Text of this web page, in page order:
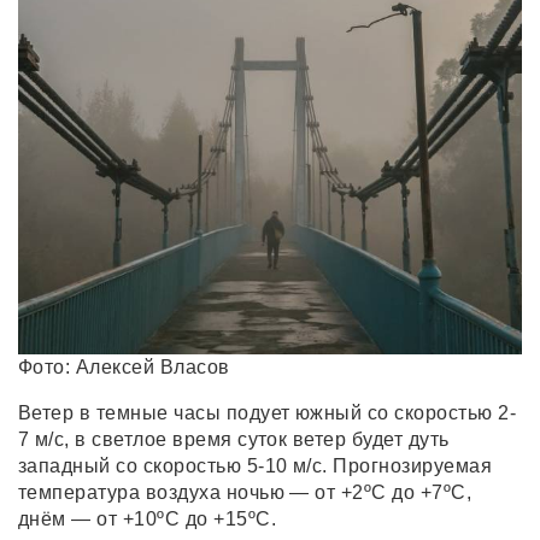
Фото: Алексей Власов
Ветер в темные часы подует южный со скоростью 2-
7 м/с, в светлое время суток ветер будет дуть
западный со скоростью 5-10 м/с. Прогнозируемая
температура воздуха ночью — от +2ºC до +7ºC,
днём — от +10ºC до +15ºC.